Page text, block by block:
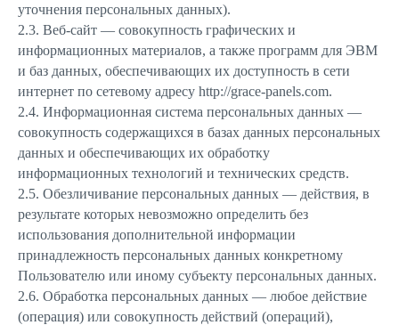
уточнения персональных данных).
2.3. Веб-сайт — совокупность графических и
информационных материалов, а также программ для ЭВМ
и баз данных, обеспечивающих их доступность в сети
интернет по сетевому адресу http://grace-panels.com.
2.4. Информационная система персональных данных —
совокупность содержащихся в базах данных персональных
данных и обеспечивающих их обработку
информационных технологий и технических средств.
2.5. Обезличивание персональных данных — действия, в
результате которых невозможно определить без
использования дополнительной информации
принадлежность персональных данных конкретному
Пользователю или иному субъекту персональных данных.
2.6. Обработка персональных данных — любое действие
(операция) или совокупность действий (операций),